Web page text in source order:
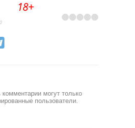
18+
0
могут только
пользователи.